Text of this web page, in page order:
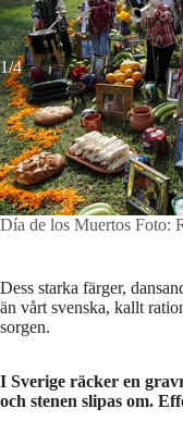
1/4
Día de los Muertos Foto:
Dess starka färger,
än vårt svenska, kallt
sorgen.
I Sverige räcker en
och stenen slipas om.